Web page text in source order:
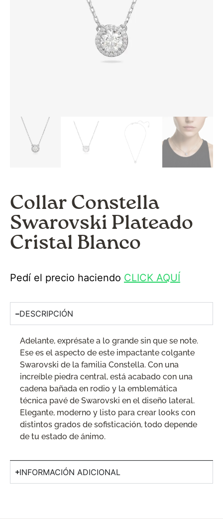
Collar Constella
Swarovski Plateado
Cristal Blanco
Pedí el precio haciendo CLICK AQUÍ
DESCRIPCIÓN
Adelante, exprésate a lo grande sin que se note.
Ese es el aspecto de este impactante colgante
Swarovski de la familia Constella. Con una
increíble piedra central, está acabado con una
cadena bañada en rodio y la emblemática
técnica pavé de Swarovski en el diseño lateral.
Elegante, moderno y listo para crear looks con
distintos grados de sofisticación, todo depende
de tu estado de ánimo.
INFORMACIÓN ADICIONAL